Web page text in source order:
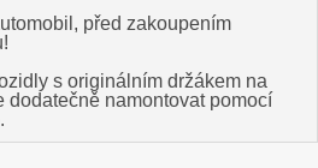
před zakoupením
s originálním držákem na
dodatečně namontovat pomocí